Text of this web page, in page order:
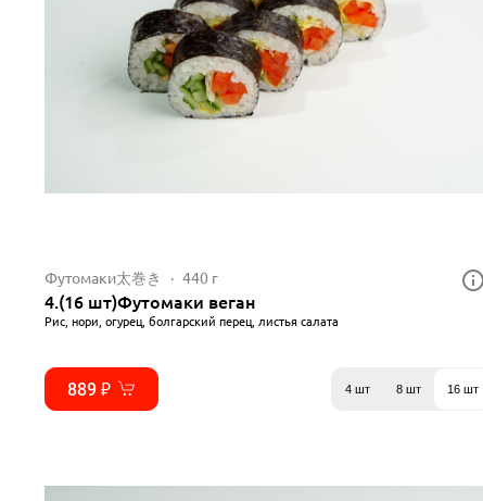
Футомаки太巻き 440 г
4.(16 шт)Футомаки веган
Рис, нори, огурец, болгарский перец, листья салата
889 ₽ 4 шт 8 шт 16 шт